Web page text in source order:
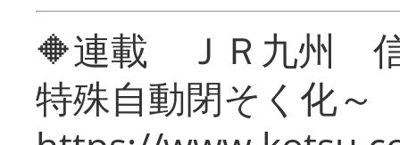
🔶連載 ＪＲ九州 信
特殊自動閉そく化～